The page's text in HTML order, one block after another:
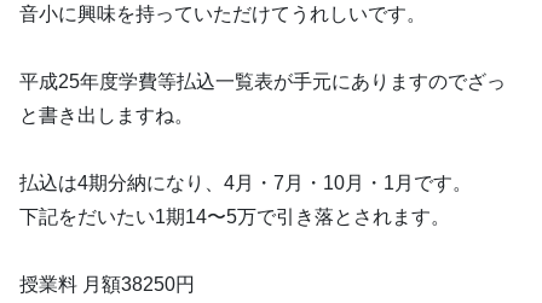
音小に興味を持っていただけてうれしいです。
平成25年度学費等払込一覧表が手元にありますのでざっ
と書き出しますね。
払込は4期分納になり、4月・7月・10月・1月です。
下記をだいたい1期14〜5万で引き落とされます。
授業料 月額38250円